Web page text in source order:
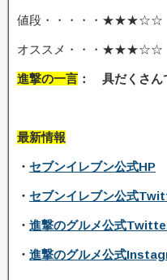
値段・・・・・★★★☆☆
オススメ・・・★★★☆☆
進撃の一言 ： 具だくさん
最新情報
・ セブンイレブン公式HP
・ セブンイレブン公式
・ 進撃のグルメ公式
・ 進撃のグルメ公式